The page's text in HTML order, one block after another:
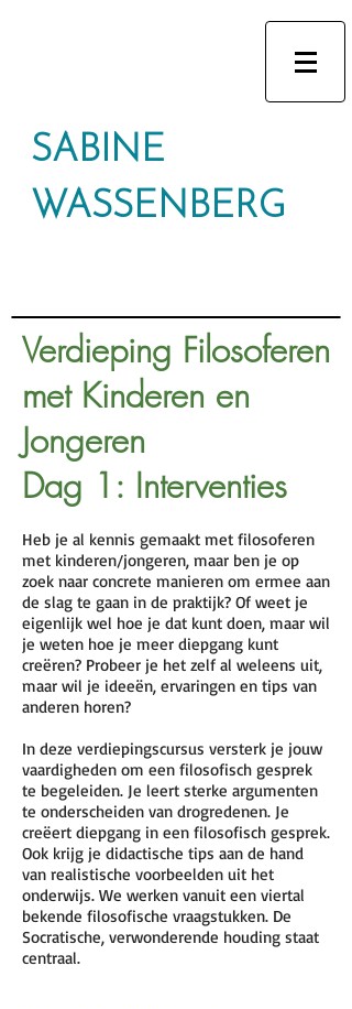
SABINE
WASSENBERG
Verdieping Filosoferen
met Kinderen en
Jongeren
Dag 1: Interventies
Heb je al kennis gemaakt met filosoferen
met kinderen/jongeren, maar ben je op
zoek naar concrete manieren om ermee aan
de slag te gaan in de praktijk? Of weet je
eigenlijk wel hoe je dat kunt doen, maar wil
je weten hoe je meer diepgang kunt
creëren? Probeer je het zelf al weleens uit,
maar wil je ideeën, ervaringen en tips van
anderen horen?
In deze verdiepingscursus versterk je jouw
vaardigheden om een filosofisch gesprek
te begeleiden. Je leert sterke argumenten
te onderscheiden van drogredenen. Je
creëert diepgang in een filosofisch gesprek.
Ook krijg je didactische tips aan de hand
van realistische voorbeelden uit het
onderwijs. We werken vanuit een viertal
bekende filosofische vraagstukken. De
Socratische, verwonderende houding staat
centraal.